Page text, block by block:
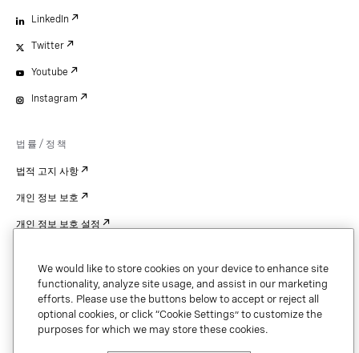
LinkedIn
Twitter
Youtube
Instagram
법률/정책
법적 고지 사항
개인 정보 보호
개인 정보 보호 설정
저작권
보안 및 신뢰
We would like to store cookies on your device to enhance site
functionality, analyze site usage, and assist in our marketing
efforts. Please use the buttons below to accept or reject all
optional cookies, or click “Cookie Settings” to customize the
purposes for which we may store these cookies.